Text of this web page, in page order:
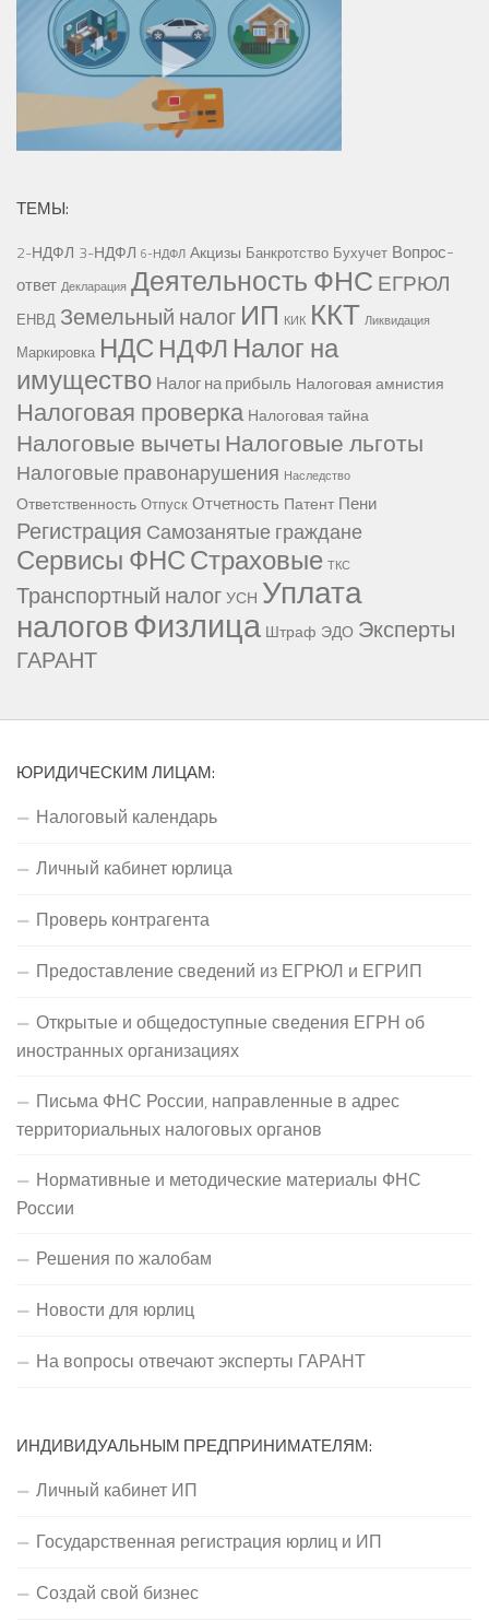
ТЕМЫ:
2-НДФЛ 3-НДФЛ 6-НДФЛ Акцизы Банкротство Бухучет Вопрос-
ответ Декларация Деятельность ФНС ЕГРЮЛ
ЕНВД Земельный налог ИП КИК ККТ Ликвидация
Маркировка НДС НДФЛ Налог на
имущество Налог на прибыль Налоговая амнистия
Налоговая проверка Налоговая тайна
Налоговые вычетыНалоговые льготы
Налоговые правонарушения Наследство
Ответственность Отпуск Отчетность Патент Пени
Регистрация Самозанятые граждане
Сервисы ФНССтраховые ТКС
Транспортный налогУСН Уплата
налоговФизлица Штраф ЭДО Эксперты
ГАРАНТ
ЮРИДИЧЕСКИМ ЛИЦАМ:
Налоговый календарь
Личный кабинет юрлица
Проверь контрагента
Предоставление сведений из ЕГРЮЛ и ЕГРИП
Открытые и общедоступные сведения ЕГРН об
иностранных организациях
Письма ФНС России, направленные в адрес
территориальных налоговых органов
Нормативные и методические материалы ФНС
России
Решения по жалобам
Новости для юрлиц
На вопросы отвечают эксперты ГАРАНТ
ИНДИВИДУАЛЬНЫМ ПРЕДПРИНИМАТЕЛЯМ:
Личный кабинет ИП
Государственная регистрация юрлиц и ИП
Создай свой бизнес